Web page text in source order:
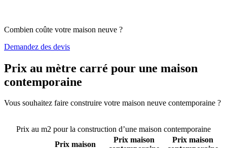
Combien coûte votre maison neuve ?
Demandez des devis
Prix au mètre carré pour une maison
contemporaine
Vous souhaitez faire construire votre maison neuve contemporaine ?
Prix au m2 pour la construction d’une maison contemporaine
Prix maison
Prix maison
Prix maison